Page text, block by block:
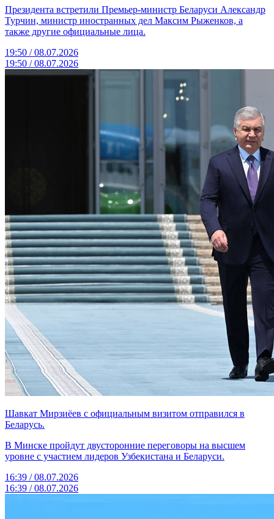
Президента встретили Премьер-министр Беларуси Александр
Турчин, министр иностранных дел Максим Рыженков, а
также другие официальные лица.
19:50 / 08.07.2026
19:50 / 08.07.2026
Шавкат Мирзиёев с официальным визитом отправился в
Беларусь.
В Минске пройдут двусторонние переговоры на высшем
уровне с участием лидеров Узбекистана и Беларуси.
16:39 / 08.07.2026
16:39 / 08.07.2026